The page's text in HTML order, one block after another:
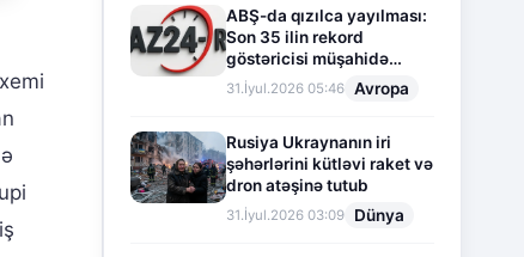
ABŞ-da qızılca yayılması:
Son 35 ilin rekord
göstəricisi müşahidə
olunur
31.İyul.2026 05:46 Avropa
Rusiya Ukraynanın iri
şəhərlərini kütləvi raket və
dron atəşinə tutub
31.İyul.2026 03:09 Dünya